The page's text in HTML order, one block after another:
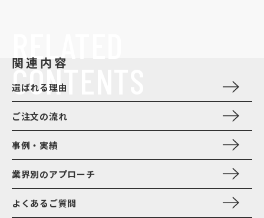
CONTENTS
関連内容
選ばれる理由
ご注文の流れ
事例・実績
業界別のアプローチ
よくあるご質問